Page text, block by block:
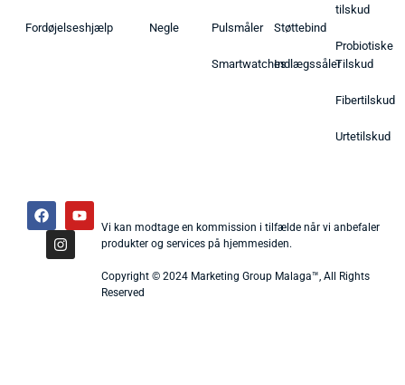
Fordøjelseshjælp Negle Pulsmåler
Smartwatches
Støttebind
Indlægssåler
tilskud
Probiotiske
Tilskud
Fibertilskud
Urtetilskud
Vi kan modtage en kommission i tilfælde når vi anbefaler
produkter og services på hjemmesiden.
Copyright © 2024 Marketing Group Malaga™, All Rights
Reserved